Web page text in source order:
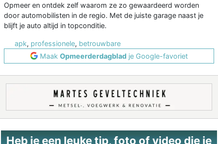
Opmeer en ontdek zelf waarom ze zo gewaardeerd worden
door automobilisten in de regio. Met de juiste garage naast je
blijft je auto altijd in topconditie.
apk, professionele, betrouwbare
Maak Opmeerderdagblad je Google-favoriet
Heb je een leuke tip, foto of video die je